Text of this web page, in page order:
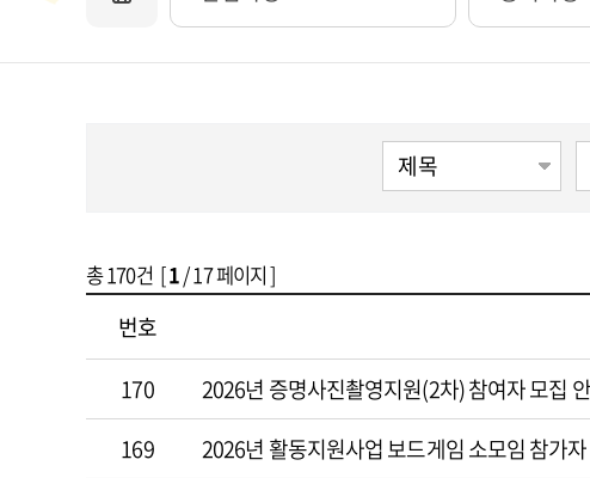
총170건 [1/ 17 페이지 ]
번호
170
2026년 증명사진촬영지원(2차) 참여자 모집
169
2026년 활동지원사업 보드게임 소모임 참가